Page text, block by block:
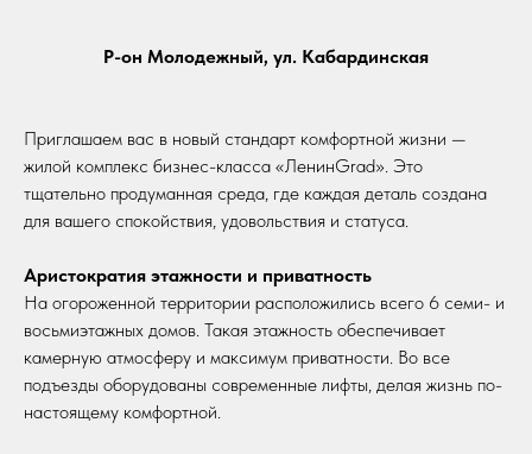
Жилой комплекс
Стоимость от3 365 250 ₽
г. Нальчик, р-он Молодежный, ул.
Кабардинская
Срок сдачи : 3 квартал 2027 года
Материал стен: Монолит- блок
Р-он Молодежный, ул. Кабардинская
Приглашаем вас в новый стандарт комфортной жизни —
жилой комплекс бизнес-класса «ЛенинGrad». Это
тщательно продуманная среда, где каждая деталь создана
для вашего спокойствия, удовольствия и статуса.
Аристократия этажности и приватность
На огороженной территории расположились всего 6 семи- и
восьмиэтажных домов. Такая этажность обеспечивает
камерную атмосферу и максимум приватности. Во все
подъезды оборудованы современные лифты, делая жизнь по-
настоящему комфортной.